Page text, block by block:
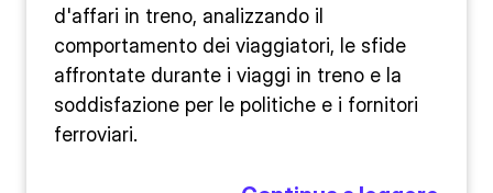
d'affari in treno, analizzando il
comportamento dei viaggiatori, le sfide
affrontate durante i viaggi in treno e la
soddisfazione per le politiche e i fornitori
ferroviari.